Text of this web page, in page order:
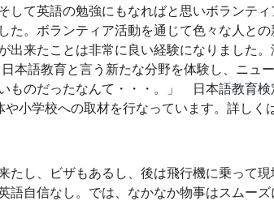
て英語の勉強にもなればと思いボランテ
。ボランティア活動を通じて色々な人と
来たことは非常に良い経験になりました
本語教育と言う新たな分野を体験し、ニュ
いものだったなんて・・・。」 日本語教
小学校への取材を行なっています。詳しく
し、ビザもあるし、後は飛行機に乗って
信なし。では、なかなか物事はスムーズ